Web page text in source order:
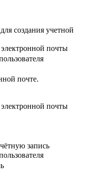
создания учетной
почты
почте.
почты
запись